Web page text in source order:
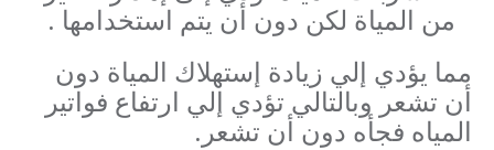
من المياة لكن دون أن يتم استخدامها .
مما يؤدي إلي زيادة إستهلاك المياة دون
أن تشعر وبالتالي تؤدي إلي ارتفاع فواتير
المياه فجأه دون أن تشعر.